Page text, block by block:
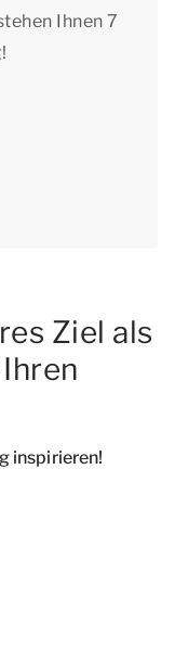
Ihnen 7
Ziel als
inspirieren!